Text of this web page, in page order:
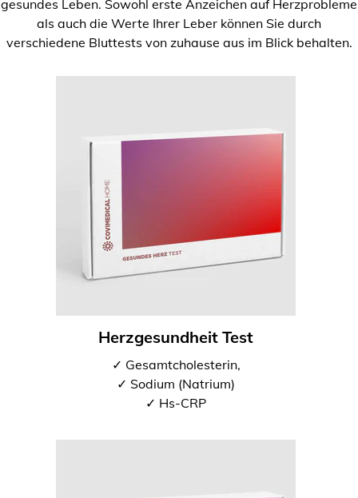
gesundes Leben. Sowohl erste Anzeichen auf Herzprobleme
als auch die Werte Ihrer Leber können Sie durch
verschiedene Bluttests von zuhause aus im Blick behalten.
Herzgesundheit Test
✓ Gesamtcholesterin,
✓ Sodium (Natrium)
✓ Hs-CRP